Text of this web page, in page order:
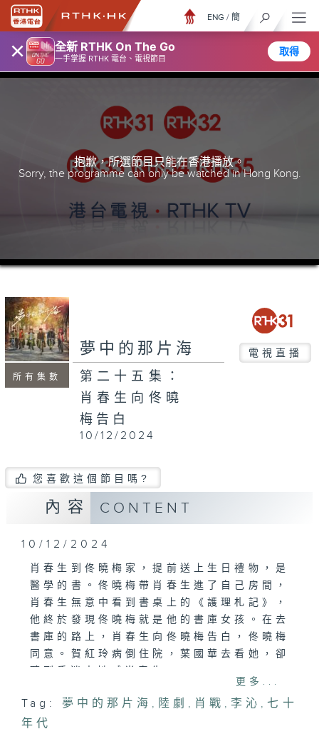
× 全新 RTHK On The Go
一手掌握 RTHK 電台、電視節目
取得
ENG / 簡
抱歉，所選節目只能在香港播放。
Sorry, the programme can only be watched in Hong Kong.
所有集數
夢中的那片海 電視直播
第二十五集：
肖春生向佟曉
梅告白
10/12/2024
您喜歡這個節目嗎?
內容 CONTENT
10/12/2024
肖春生到佟曉梅家，提前送上生日禮物，是
醫學的書。佟曉梅帶肖春生進了自己房間，
肖春生無意中看到書桌上的《護理札記》，
他終於發現佟曉梅就是他的書庫女孩。在去
書庫的路上，肖春生向佟曉梅告白，佟曉梅
同意。賀紅玲病倒住院，葉國華去看她，卻
更多...
Tag: 夢中的那片海 , 陸劇 , 肖戰 , 李沁 ,七十
年代